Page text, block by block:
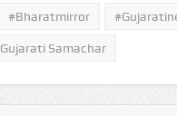
#bharatmirror
Gujarati Samachar